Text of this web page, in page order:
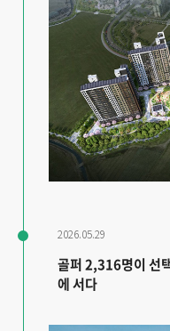
2026.05.29
골퍼 2,316명이 선
에 서다